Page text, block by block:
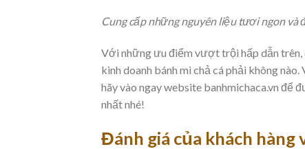
Cung cấp những nguyên liệu tươi ngon và
Với những ưu điểm vượt trội hấp dẫn trên,
kinh doanh bánh mì chả cá phải không
hãy vào ngay website banhmichaca.vn
nhất nhé!
Đánh giá của khách hàng